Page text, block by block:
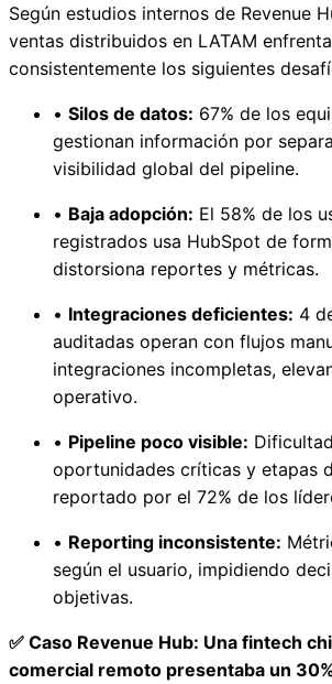
Según estudios internos de Revenue
ventas distribuidos en LATAM
consistentemente los siguientes
• Silos de datos: 67% de los
gestionan información por
visibilidad global del pipeline.
• Baja adopción: El 58% de los
registrados usa HubSpot de
distorsiona reportes y métricas.
• Integraciones deficientes: 4
auditadas operan con flujos
integraciones incompletas,
operativo.
• Pipeline poco visible:
oportunidades críticas y etapas
reportado por el 72% de los
• Reporting inconsistente:
según el usuario, impidiendo
objetivas.
✅ Caso Revenue Hub: Una fintech
comercial remoto presentaba un